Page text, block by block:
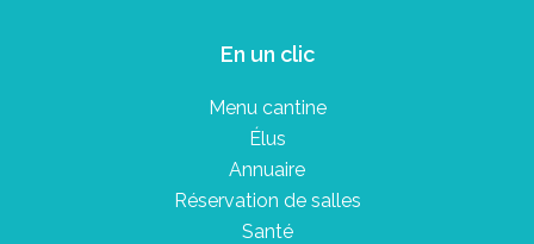
En un clic
Menu cantine
Élus
Annuaire
Réservation de salles
Santé